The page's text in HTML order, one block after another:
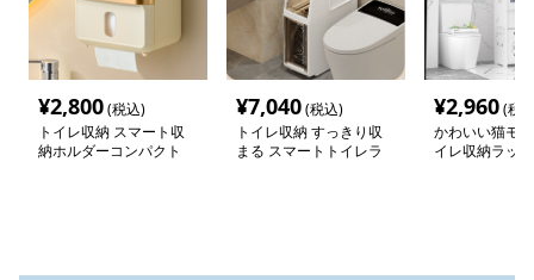
¥2,800(税込)
トイレ収納 スマート収
納ホルダーコンパクト
¥7,040(税込)
トイレ収納 すっきり収
まる スマートトイレラ
¥2,960(税
かわいい猫モ
イレ収納ラック